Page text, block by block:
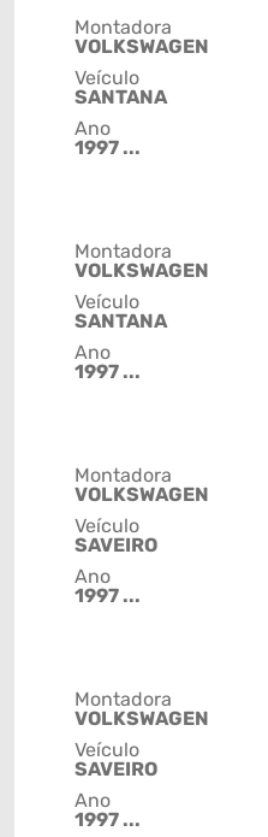
Montadora
VOLKSWAGEN
Veículo
SANTANA
Ano
1997 ...
Montadora
VOLKSWAGEN
Veículo
SANTANA
Ano
1997 ...
Montadora
VOLKSWAGEN
Veículo
SAVEIRO
Ano
1997 ...
Montadora
VOLKSWAGEN
Veículo
SAVEIRO
Ano
1997 ...